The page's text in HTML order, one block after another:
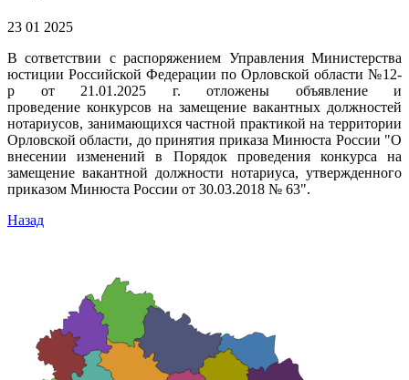
23 01 2025
В сответствии с распоряжением Управления Министерства
юстиции Российской Федерации по Орловской области №12-
р от 21.01.2025 г. отложены объявление и
проведение конкурсов на замещение вакантных должностей
нотариусов, занимающихся частной практикой на территории
Орловской области, до принятия приказа Минюста России "О
внесении изменений в Порядок проведения конкурса на
замещение вакантной должности нотариуса, утвержденного
приказом Минюста России от 30.03.2018 № 63".
Назад